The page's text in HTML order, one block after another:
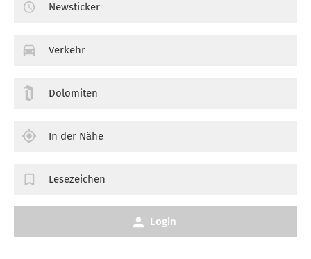
Newsticker
Verkehr
Dolomiten
In der Nähe
Lesezeichen
Login